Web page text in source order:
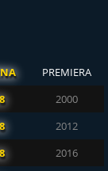
PREMIERA
2000
2012
2016